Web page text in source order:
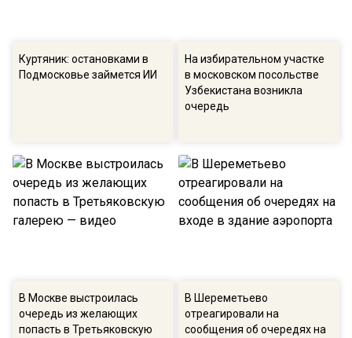
Куртяник: остановками в
Подмосковье займется ИИ
На избирательном участке
в московском посольстве
Узбекистана возникла
очередь
В Москве выстроилась
очередь из желающих
попасть в Третьяковскую
В Шереметьево
отреагировали на
сообщения об очередях на